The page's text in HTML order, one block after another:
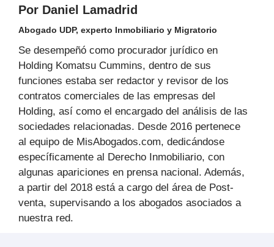
Por Daniel Lamadrid
Abogado UDP, experto Inmobiliario y Migratorio
Se desempeñó como procurador jurídico en
Holding Komatsu Cummins, dentro de sus
funciones estaba ser redactor y revisor de los
contratos comerciales de las empresas del
Holding, así como el encargado del análisis de las
sociedades relacionadas. Desde 2016 pertenece
al equipo de MisAbogados.com, dedicándose
específicamente al Derecho Inmobiliario, con
algunas apariciones en prensa nacional. Además,
a partir del 2018 está a cargo del área de Post-
venta, supervisando a los abogados asociados a
nuestra red.